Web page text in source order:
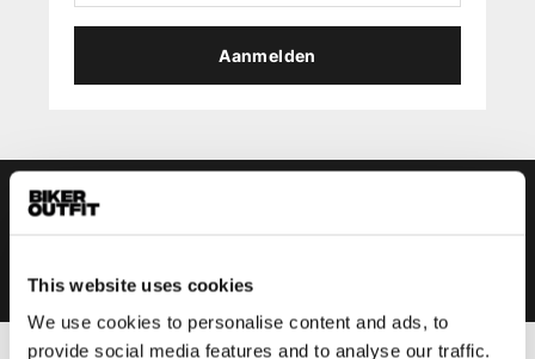
This website uses cookies
We use cookies to personalise content and ads, to
provide social media features and to analyse our traffic.
Aanmelden